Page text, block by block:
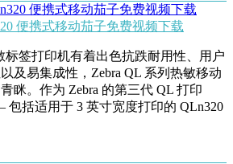
便携式移动茄子免费视频下载
签打印机有着出色抗跌耐用性、用户
及易集成性，Zebra QL 系列热敏移动
眯。作为 Zebra 的第三代 QL 打印
— 包括适用于 3 英寸宽度打印的 QLn320